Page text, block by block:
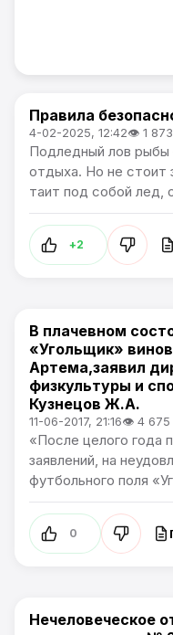
Общество
Правила
4-02-2025, 12:42👁 1 873
Подледный лов рыбы
отдыха. Но не стоит
таит под собой лед,
+2
Общество
В плачевном
«Угольщик»
Артема,заявил
физкультуры и
Кузнецов Ж.А.
11-06-2017, 21:16👁 4 675
«После целого года
заявлений, на
футбольного поля
0
Общество /
Нечеловеческое